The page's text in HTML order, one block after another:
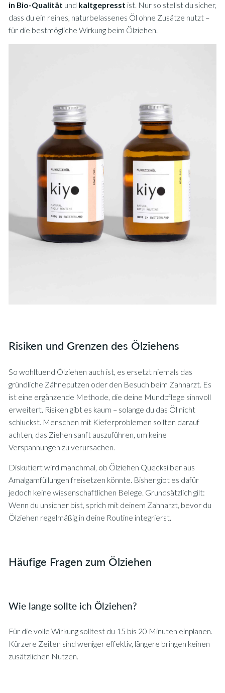
in Bio-Qualität und kaltgepresst ist. Nur so stellst du sicher,
dass du ein reines, naturbelassenes Öl ohne Zusätze nutzt –
für die bestmögliche Wirkung beim Ölziehen.
Risiken und Grenzen des Ölziehens
So wohltuend Ölziehen auch ist, es ersetzt niemals das
gründliche Zähneputzen oder den Besuch beim Zahnarzt. Es
ist eine ergänzende Methode, die deine Mundpflege sinnvoll
erweitert. Risiken gibt es kaum – solange du das Öl nicht
schluckst. Menschen mit Kieferproblemen sollten darauf
achten, das Ziehen sanft auszuführen, um keine
Verspannungen zu verursachen.
Diskutiert wird manchmal, ob Ölziehen Quecksilber aus
Amalgamfüllungen freisetzen könnte. Bisher gibt es dafür
jedoch keine wissenschaftlichen Belege. Grundsätzlich gilt:
Wenn du unsicher bist, sprich mit deinem Zahnarzt, bevor du
Ölziehen regelmäßig in deine Routine integrierst.
Häufige Fragen zum Ölziehen
Wie lange sollte ich Ölziehen?
Für die volle Wirkung solltest du 15 bis 20 Minuten einplanen.
Kürzere Zeiten sind weniger effektiv, längere bringen keinen
zusätzlichen Nutzen.